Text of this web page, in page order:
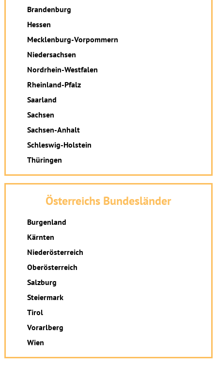
Brandenburg
Hessen
Mecklenburg-Vorpommern
Niedersachsen
Nordrhein-Westfalen
Rheinland-Pfalz
Saarland
Sachsen
Sachsen-Anhalt
Schleswig-Holstein
Thüringen
Österreichs Bundesländer
Burgenland
Kärnten
Niederösterreich
Oberösterreich
Salzburg
Steiermark
Tirol
Vorarlberg
Wien